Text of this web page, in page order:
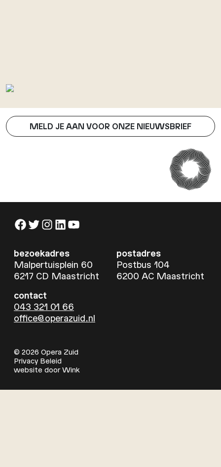
MELD JE AAN VOOR ONZE NIEUWSBRIEF
Facebook
Twitter
Instagram
LinkedIn
YouTube
bezoekadres
Malpertuisplein 60
6217 CD Maastricht
postadres
Postbus 104
6200 AC Maastricht
contact
043 321 01 66
office@operazuid.nl
© 2026 Opera Zuid
Privacy Beleid
website doorWink